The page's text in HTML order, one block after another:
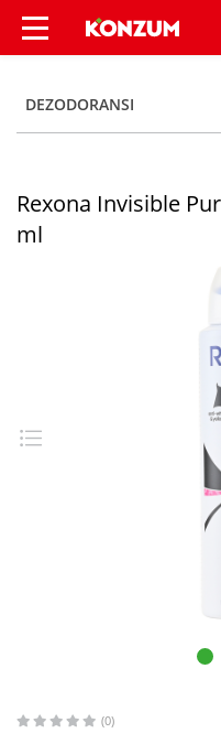
Rexona
DEZODORANSI
Rexona Invisible
ml
(0)